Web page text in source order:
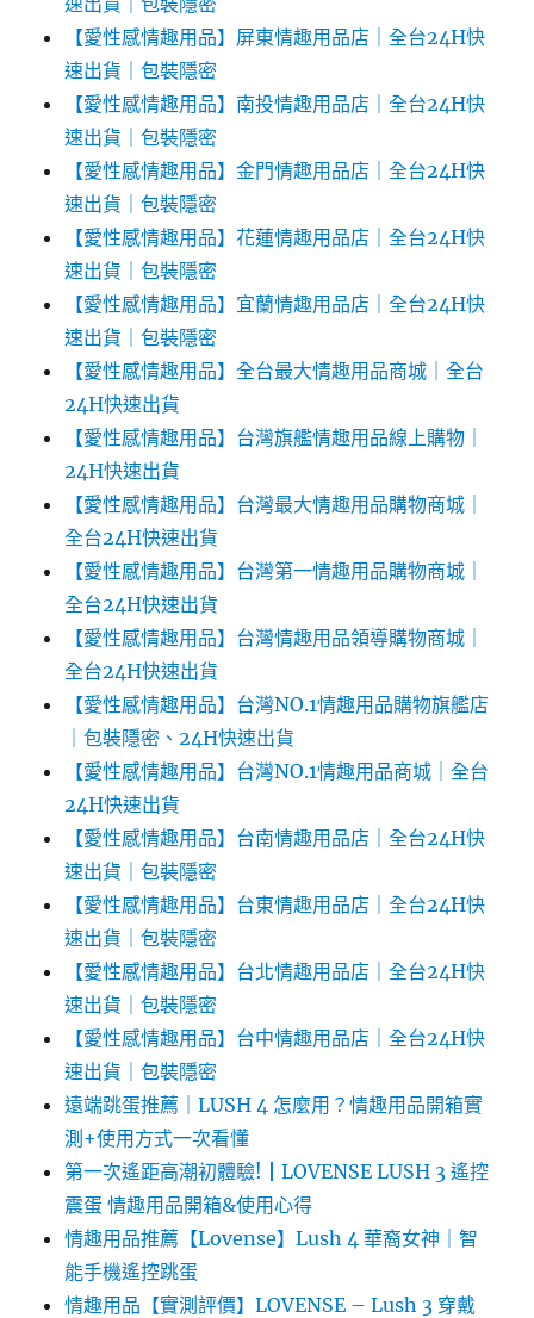
【愛性感情趣用品】屏東情趣用品店｜全台24H快
速出貨｜包裝隱密
【愛性感情趣用品】南投情趣用品店｜全台24H快
速出貨｜包裝隱密
【愛性感情趣用品】金門情趣用品店｜全台24H快
速出貨｜包裝隱密
【愛性感情趣用品】花蓮情趣用品店｜全台24H快
速出貨｜包裝隱密
【愛性感情趣用品】宜蘭情趣用品店｜全台24H快
速出貨｜包裝隱密
【愛性感情趣用品】全台最大情趣用品商城｜全台
24H快速出貨
【愛性感情趣用品】台灣旗艦情趣用品線上購物｜
24H快速出貨
【愛性感情趣用品】台灣最大情趣用品購物商城｜
全台24H快速出貨
【愛性感情趣用品】台灣第一情趣用品購物商城｜
全台24H快速出貨
【愛性感情趣用品】台灣情趣用品領導購物商城｜
全台24H快速出貨
【愛性感情趣用品】台灣NO.1情趣用品購物旗艦店
｜包裝隱密、24H快速出貨
【愛性感情趣用品】台灣NO.1情趣用品商城｜全台
24H快速出貨
【愛性感情趣用品】台南情趣用品店｜全台24H快
速出貨｜包裝隱密
【愛性感情趣用品】台東情趣用品店｜全台24H快
速出貨｜包裝隱密
【愛性感情趣用品】台北情趣用品店｜全台24H快
速出貨｜包裝隱密
【愛性感情趣用品】台中情趣用品店｜全台24H快
速出貨｜包裝隱密
遠端跳蛋推薦｜LUSH 4 怎麼用？情趣用品開箱實
測+使用方式一次看懂
第一次遙距高潮初體驗!┃LOVENSE LUSH 3 遙控
震蛋 情趣用品開箱&使用心得
情趣用品推薦【Lovense】Lush 4 華裔女神｜智
能手機遙控跳蛋
情趣用品【實測評價】LOVENSE – Lush 3 穿戴